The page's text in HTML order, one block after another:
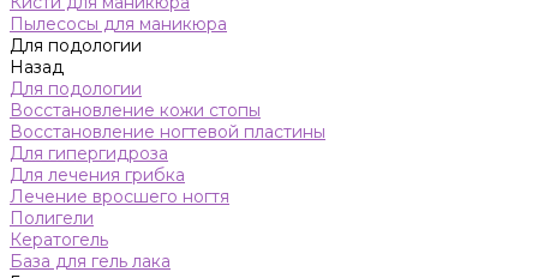
Пылесосы для маникюра
Для подологии
Назад
Для подологии
Восстановление кожи стопы
Восстановление ногтевой пластины
Для гипергидроза
Для лечения грибка
Лечение вросшего ногтя
Полигели
Кератогель
База для гель лака